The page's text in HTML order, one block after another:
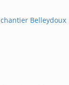
Belleydoux